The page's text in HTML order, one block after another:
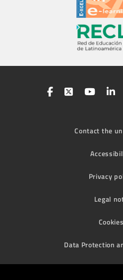
Contact the
Privacy
Legal
Cookies
Data Protection